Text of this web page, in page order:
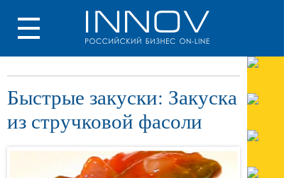
Быстрые закуски: Закуска
из стручковой фасоли